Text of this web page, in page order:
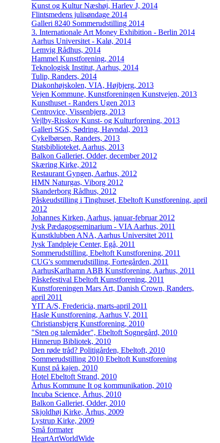
Kunst og Kultur Næshøj, Harlev J, 2014
Flintsmedens julisøndage 2014
Galleri 8240 Sommerudstilling 2014
3. Internationale Art Money Exhibition - Berlin 2014
Aarhus Universitet - Kalø, 2014
Lemvig Rådhus, 2014
Hammel Kunstforening, 2014
Teknologisk Institut, Aarhus, 2014
Tulip, Randers, 2014
Diakonhøjskolen, VIA, Højbjerg, 2013
Vejen Kommune, Kunstforeningen Kunstvejen, 2013
Kunsthuset - Randers Ugen 2013
Centrovice, Vissenbjerg, 2013
Vejlby-Risskov Kunst- og Kulturforening, 2013
Galleri SGS, Sødring, Havndal, 2013
Cykelbørsen, Randers, 2013
Statsbiblioteket, Aarhus, 2013
Balkon Galleriet, Odder, december 2012
Skæring Kirke, 2012
Restaurant Gyngen, Aarhus, 2012
HMN Naturgas, Viborg 2012
Skanderborg Rådhus, 2012
Påskeudstilling i Tinghuset, Ebeltoft Kunstforening, april
2012
Johannes Kirken, Aarhus, januar-februar 2012
Jysk Pædagogseminarium - VIA Aarhus, 2011
Kunstklubben ANA, Aarhus Universitet 2011
Jysk Tandpleje Center, Egå, 2011
Sommerudstilling, Ebeltoft Kunstforening, 2011
CUG's sommerudstilling, Fortegården, 2011
AarhusKarlhamn ABB Kunstforening, Aarhus, 2011
Påskefestival Ebeltoft Kunstforening, 2011
Kunstforeningen Mars Art, Danish Crown, Randers,
april 2011
YIT A/S, Fredericia, marts-april 2011
Hasle Kunstforening, Aarhus V, 2011
Christiansbjerg Kunstforening, 2010
"Sten og talemåder", Ebeltoft Sognegård, 2010
Hinnerup Bibliotek, 2010
Den røde tråd? Politigården, Ebeltoft, 2010
Sommerudstilling 2010 Ebeltoft Kunstforening
Kunst på kajen, 2010
Hotel Ebeltoft Strand, 2010
Århus Kommune It og kommunikation, 2010
Incuba Science, Århus, 2010
Balkon Galleriet, Odder, 2010
Skjoldhøj Kirke, Århus, 2009
Lystrup Kirke, 2009
Små formater
HeartArtWorldWide